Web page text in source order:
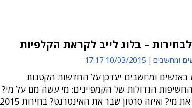
ומחשבים 10/03/2015 17:17
באנשים ומחשבים יעדכן על החדשות הקטנות
הגדולות של הקמפיינים: מי עשה מם על מי?
מי הטריל את מי? ואיזה סרטון שבר את האינטרנט? בחירות 2015